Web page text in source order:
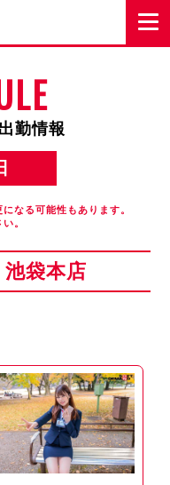
勤情報
なる可能性もあります。
。
袋本店